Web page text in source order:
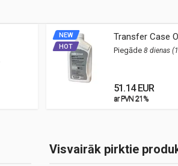
NEW
HOT
Transfer Case
Piegāde 8 dienas
51.14 EUR
ar PVN 21%
ar PVN 21%
Visvairāk pirktie